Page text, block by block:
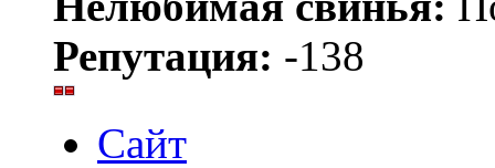
Репутация: -138
Сайт